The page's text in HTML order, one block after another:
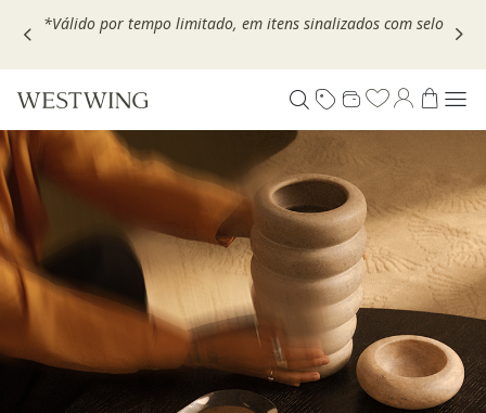
Escolha seu VOUCHER e ganhe até 30% OFF*: useMOVEL30,